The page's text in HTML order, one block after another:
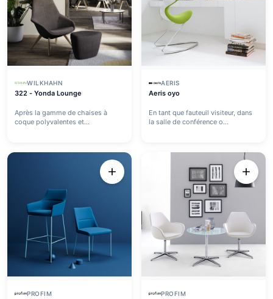
WILKHAHN
322 - Yonda Lounge
Après la gamme de chaises à
coque polyvalentes et
AERIS
Aeris oyo
En tant que fauteuil visiteur, dans
la salle de conférence o...
PROFIM PROFIM